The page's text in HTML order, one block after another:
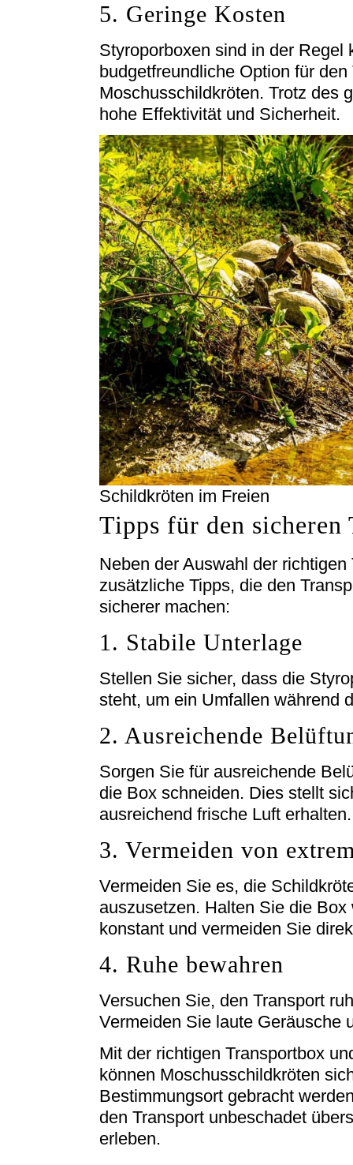
5. Geringe Kosten
Styroporboxen sind in der Regel
budgetfreundliche Option für den
Moschusschildkröten. Trotz des
hohe Effektivität und Sicherheit.
Schildkröten im Freien
Tipps für den sicheren
Neben der Auswahl der
zusätzliche Tipps, die den
sicherer machen:
1. Stabile Unterlage
Stellen Sie sicher, dass die
steht, um ein Umfallen während
2. Ausreichende
Sorgen Sie für ausreichende
die Box schneiden. Dies stellt
ausreichend frische Luft erhalten.
3. Vermeiden von
Vermeiden Sie es, die
auszusetzen. Halten Sie die
konstant und vermeiden Sie
4. Ruhe bewahren
Versuchen Sie, den Transport
Vermeiden Sie laute Geräusche
Mit der richtigen Transportbox
können Moschusschildkröten
Bestimmungsort gebracht
den Transport unbeschadet
erleben.